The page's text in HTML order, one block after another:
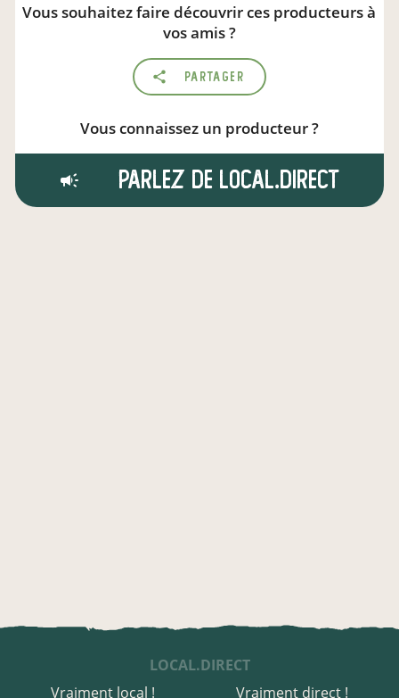
Vous souhaitez faire découvrir ces producteurs à
vos amis ?
Partager
Vous connaissez un producteur ?
Parlez de local.direct
LOCAL.DIRECT
Vraiment local !
Vraiment direct !